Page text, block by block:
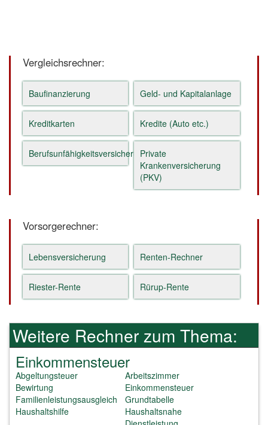
Vergleichsrechner:
Baufinanzierung Geld- und Kapitalanlage
Kreditkarten Kredite (Auto etc.)
BerufsunfähigkeitsversicherungPrivate
Krankenversicherung
(PKV)
Vorsorgerechner:
Lebensversicherung Renten-Rechner
Riester-Rente Rürup-Rente
Weitere Rechner zum Thema:
Einkommensteuer
Abgeltungsteuer
Arbeitszimmer
Bewirtung
Einkommensteuer
Familienleistungsausgleich
Grundtabelle
Haushaltshilfe
Haushaltsnahe